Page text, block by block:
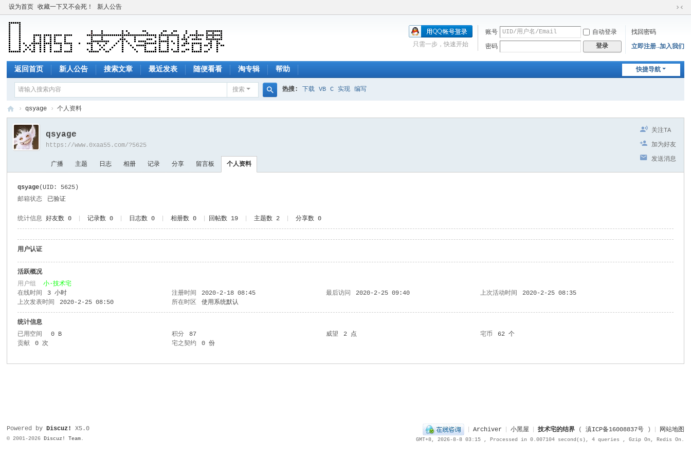
设为首页 收藏一下又不会死！ 新人公告
切
窄
账号 自动登录
找回密码
密码
登录 立即注册→加入我们
只需一步，快速开始
快捷导航
返回首页 新人公告 搜索文章 最近发表 随便看看 淘专辑 帮助
搜索
索
热搜: 下载 VB C 实现 编写
技
术
宅
› qsyage › 个人资料
关注TA
加为好友
发送消息
qsyage
https://www.0xaa55.com/?5625
广播 主题 日志 相册 记录 分享 留言板 个人资料
qsyage(UID: 5625)
邮箱状态
已验证
统计信息 好友数 0 记录数 0 日志数 0 相册数 0 回帖数 19 主题数 2 分享数 0
用户认证
活跃概况
用户组小·技术宅
在线时间
3 小时 注册时间 2020-2-18 08:45 最后访问 2020-2-25 09:40 上次活动时间
2020-2-25 08:35
上次发表时间
2020-2-25 08:50 所在时区 使用系统默认
统计信息
已用空间
0 B 积分 87 威望 2 点 宅币
62 个
贡献
0 次 宅之契约 0 份
Archiver 小黑屋 技术宅的结界( 滇ICP备16008837号) 网站地图
GMT+8, 2026-8-8 03:15, Processed in 0.007104 second(s), 4 queries , Gzip On, Redis On.
Powered byDiscuz! X5.0
© 2001-2026 Discuz! Team.